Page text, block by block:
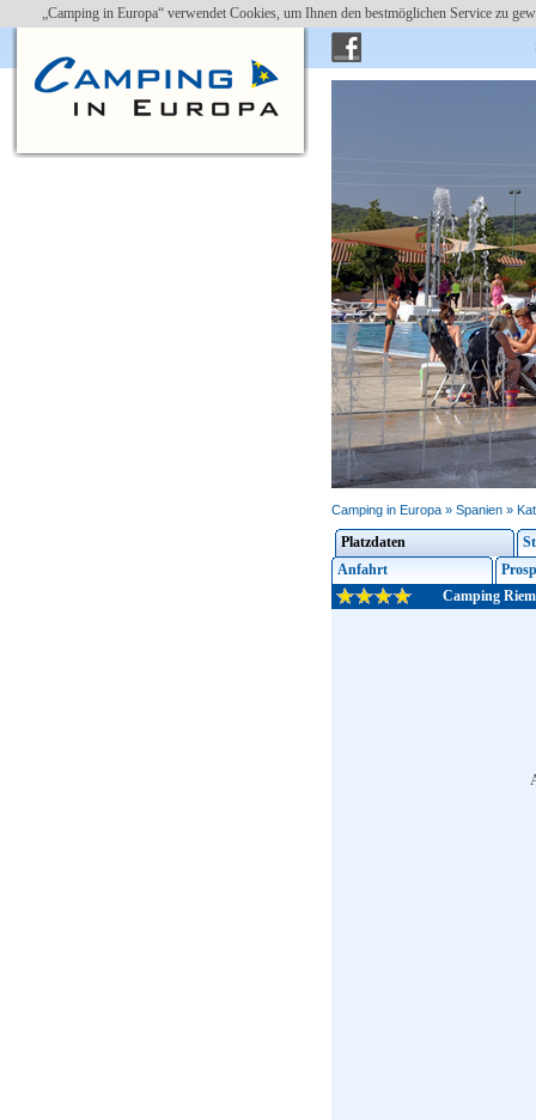
„Camping in Europa“ verwendet Cookies, um Ihnen den bestmöglichen Service zu
Camping in Europa » Spanien »
Platzdaten
Anfahrt
Camping